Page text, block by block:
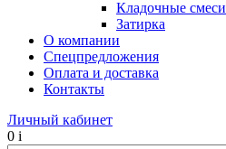
Кладочные смеси
Затирка
О компании
Спецпредложения
Оплата и доставка
Контакты
Личный кабинет
0 i